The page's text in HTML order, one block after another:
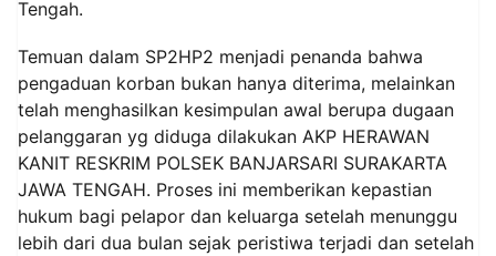
Tengah.
Temuan dalam SP2HP2 menjadi penanda bahwa
pengaduan korban bukan hanya diterima, melainkan
telah menghasilkan kesimpulan awal berupa dugaan
pelanggaran yg diduga dilakukan AKP HERAWAN
KANIT RESKRIM POLSEK BANJARSARI SURAKARTA
JAWA TENGAH. Proses ini memberikan kepastian
hukum bagi pelapor dan keluarga setelah menunggu
lebih dari dua bulan sejak peristiwa terjadi dan setelah